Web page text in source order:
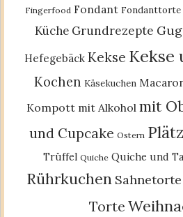
Fingerfood Fondant Fondanttorte
Küche Grundrezepte
Hefegebäck Kekse Kekse
Kochen Käsekuchen
Kompott mit Alkohol mit
und Cupcake Ostern
Trüffel Quiche Quiche und
Rührkuchen Sahnetorte
Torte